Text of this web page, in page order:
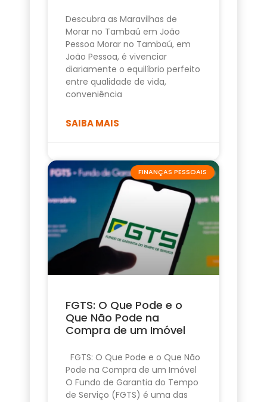
Descubra as Maravilhas de
Morar no Tambaú em João
Pessoa Morar no Tambaú, em
João Pessoa, é vivenciar
diariamente o equilíbrio perfeito
entre qualidade de vida,
conveniência
SAIBA MAIS
FINANÇAS PESSOAIS
FGTS: O Que Pode e o
Que Não Pode na
Compra de um Imóvel
FGTS: O Que Pode e o Que Não
Pode na Compra de um Imóvel
O Fundo de Garantia do Tempo
de Serviço (FGTS) é uma das